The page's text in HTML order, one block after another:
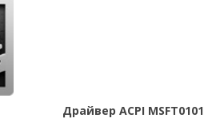
Драйвер ACPI MSFT0101